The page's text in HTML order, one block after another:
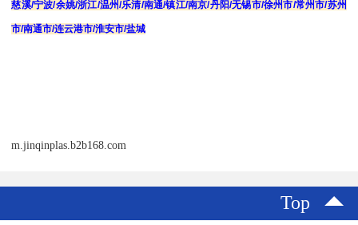
慈溪/宁波/余姚/浙江/温州/乐清/南通/镇江/南京/丹阳/无锡市/徐州市/常州市/苏州
市/南通市/连云港市/淮安市/盐城
m.jinqinplas.b2b168.com
Top